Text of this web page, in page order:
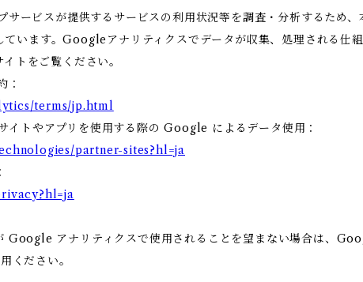
サービスが提供するサービスの利用状況等を調査・分析するため
います。Googleアナリティクスでデータが収集、処理される仕
トをご覧ください。
：
terms/jp.html
トやアプリを使用する際の Google によるデータ使用：
partner-sites?hl=ja
Google アナリティクスで使用されることを望まない場合は、
ください。